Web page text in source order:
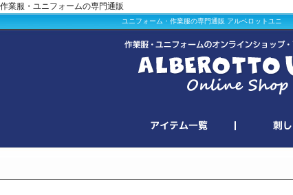
作業服・ユニフォームの専門通販
ユニフォーム・作業服の専門通販 アルベロットユニ